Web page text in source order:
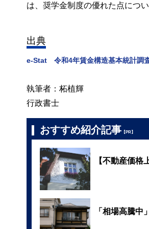
は、奨学金制度の優れた点につ
出典
e-Stat 令和4年賃金構造基本統計調
執筆者：柘植輝
行政書士
おすすめ紹介記事 【PR】
【不動産価格
「相場高騰